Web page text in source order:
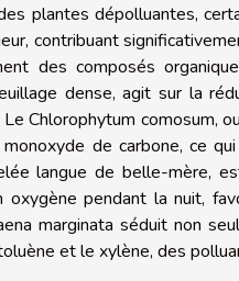
plantes dépolluantes,
contribuant
des composés
dense, agit sur la
Le Chlorophytum comosum,
de carbone, ce
langue de belle-mère,
pendant la nuit,
marginata séduit non
et le xylène, des